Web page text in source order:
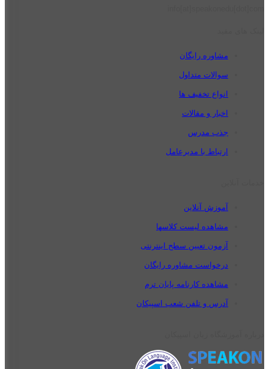
مشاوره رایگان
سوالات متداول
انواع تخفیف ها
اخبار و مقالات
جذب مدرس
ارتباط با مدیرعامل
آموزش آنلاین
مشاهده لیست کلاسها
آزمون تعیین سطح اینترنتی
درخواست مشاوره رایگان
مشاهده کارنامه پایان ترم
آدرس و تلفن شعب اسپیکان